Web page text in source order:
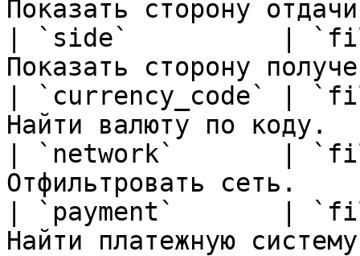
Показать сторону
| `side`          |
Показать сторону
| `currency_code` |
Найти валюту по
| `network`       |
Отфильтровать
| `payment`       |
Найти платежную